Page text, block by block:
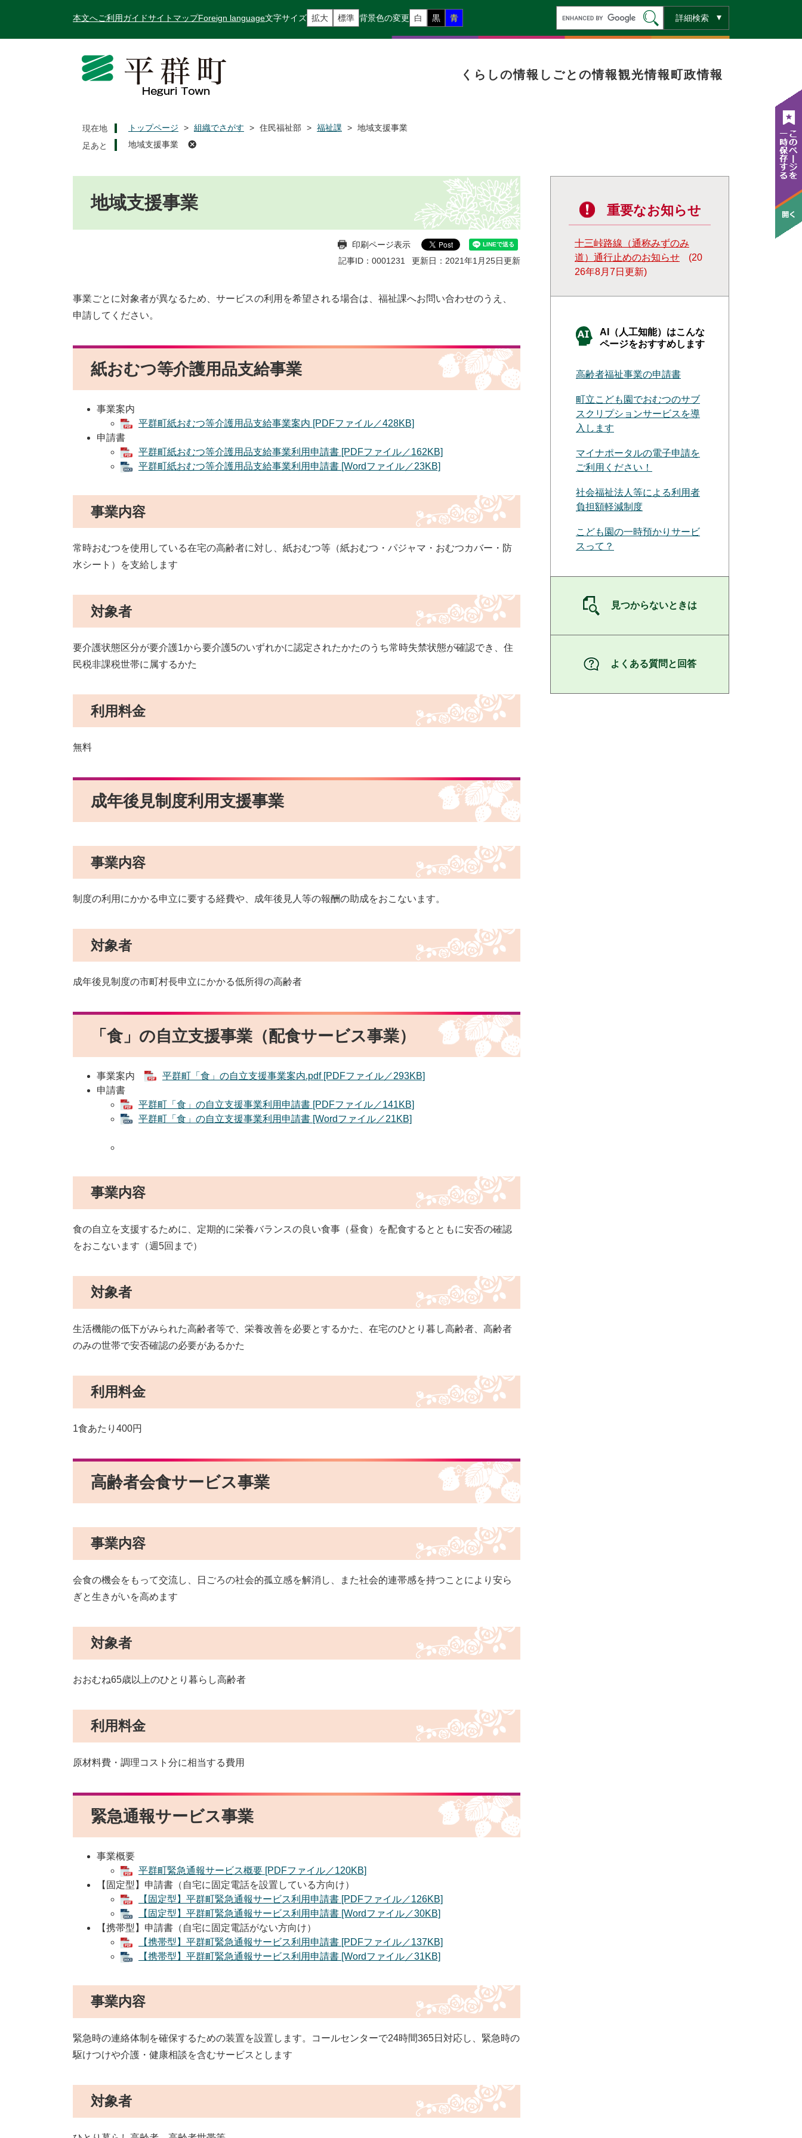
本文へご利用ガイドサイトマップForeign language文字サイズ 拡大 標準 背景色の変更 白 黒 青
ー
ー
詳細検索
くらしの情報 しごとの情報観光情報町政情報
現在地 トップページ > 組織でさがす > 住民福祉部 > 福祉課 > 地域支援事業
地域支援事業
地域支援事業
印刷ページ表示
記事ID：0001231
更新日：2021年1月25日更新
事業ごとに対象者が異なるため、サービスの利用を希望される場合は、福祉課へお問い合わせのうえ、
申請してください。
紙おむつ等介護用品支給事業
事業案内
平群町紙おむつ等介護用品支給事業案内 [PDFファイル／428KB]
申請書
平群町紙おむつ等介護用品支給事業利用申請書 [PDFファイル／162KB]
平群町紙おむつ等介護用品支給事業利用申請書 [Wordファイル／23KB]
事業内容
常時おむつを使用している在宅の高齢者に対し、紙おむつ等（紙おむつ・パジャマ・おむつカバー・防
水シート）を支給します
対象者
要介護状態区分が要介護1から要介護5のいずれかに認定されたかたのうち常時失禁状態が確認でき、住
民税非課税世帯に属するかた
利用料金
無料
成年後見制度利用支援事業
事業内容
制度の利用にかかる申立に要する経費や、成年後見人等の報酬の助成をおこないます。
対象者
成年後見制度の市町村長申立にかかる低所得の高齢者
「食」の自立支援事業（配食サービス事業）
事業案内
平群町「食」の自立支援事業案内.pdf [PDFファイル／293KB]
申請書
平群町「食」の自立支援事業利用申請書 [PDFファイル／141KB]
平群町「食」の自立支援事業利用申請書 [Wordファイル／21KB]
事業内容
食の自立を支援するために、定期的に栄養バランスの良い食事（昼食）を配食するとともに安否の確認
をおこないます（週5回まで）
対象者
生活機能の低下がみられた高齢者等で、栄養改善を必要とするかた、在宅のひとり暮し高齢者、高齢者
のみの世帯で安否確認の必要があるかた
利用料金
1食あたり400円
高齢者会食サービス事業
事業内容
会食の機会をもって交流し、日ごろの社会的孤立感を解消し、また社会的連帯感を持つことにより安ら
ぎと生きがいを高めます
対象者
おおむね65歳以上のひとり暮らし高齢者
利用料金
原材料費・調理コスト分に相当する費用
緊急通報サービス事業
事業概要
平群町緊急通報サービス概要 [PDFファイル／120KB]
【固定型】申請書（自宅に固定電話を設置している方向け）
【固定型】平群町緊急通報サービス利用申請書 [PDFファイル／126KB]
【固定型】平群町緊急通報サービス利用申請書 [Wordファイル／30KB]
【携帯型】申請書（自宅に固定電話がない方向け）
【携帯型】平群町緊急通報サービス利用申請書 [PDFファイル／137KB]
【携帯型】平群町緊急通報サービス利用申請書 [Wordファイル／31KB]
事業内容
緊急時の連絡体制を確保するための装置を設置します。コールセンターで24時間365日対応し、緊急時の
駆けつけや介護・健康相談を含むサービスとします
対象者
重要なお知らせ
十三峠路線（通称みずのみ
道）通行止めのお知らせ
20
26年8月7日更新
AI（人工知能）はこんな
ページをおすすめします
高齢者福祉事業の申請書
町立こども園でおむつのサブ
スクリプションサービスを導
入します
マイナポータルの電子申請を
ご利用ください！
社会福祉法人等による利用者
負担額軽減制度
こども園の一時預かりサービ
スって？
見つからないときは
よくある質問と回答